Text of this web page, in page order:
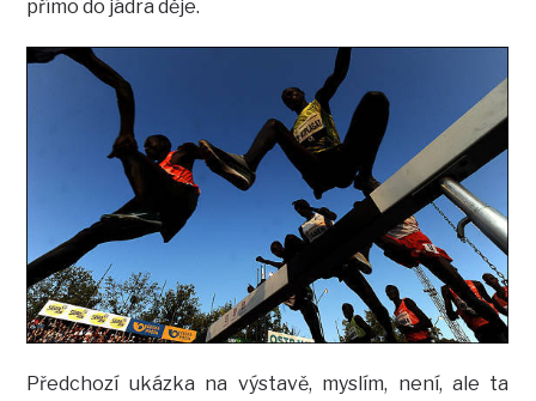
přímo do jádra děje.
Předchozí ukázka na výstavě, myslím, není, ale ta